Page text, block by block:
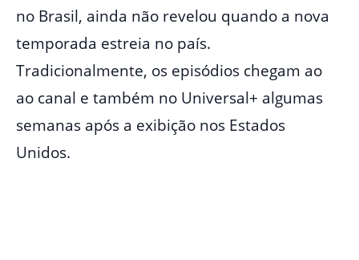
no Brasil, ainda não revelou quando a nova
temporada estreia no país.
Tradicionalmente, os episódios chegam ao
ao canal e também no Universal+ algumas
semanas após a exibição nos Estados
Unidos.